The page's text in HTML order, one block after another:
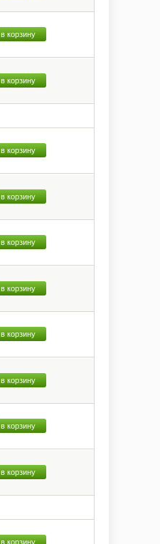
в корзину
в корзину
в корзину
в корзину
в корзину
в корзину
в корзину
в корзину
в корзину
в корзину
в корзину